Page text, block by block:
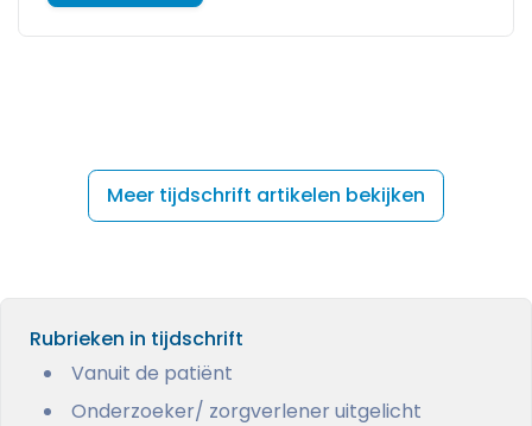
Meer tijdschrift artikelen bekijken
Rubrieken in tijdschrift
Vanuit de patiënt
Onderzoeker/ zorgverlener uitgelicht